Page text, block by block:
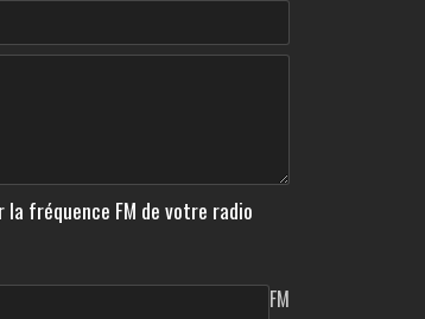
la fréquence FM de votre radio
FM